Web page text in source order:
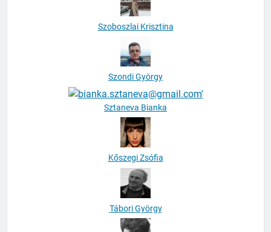
Szoboszlai Krisztina
Szondi György
Kőszegi Zsófia
Tábori György